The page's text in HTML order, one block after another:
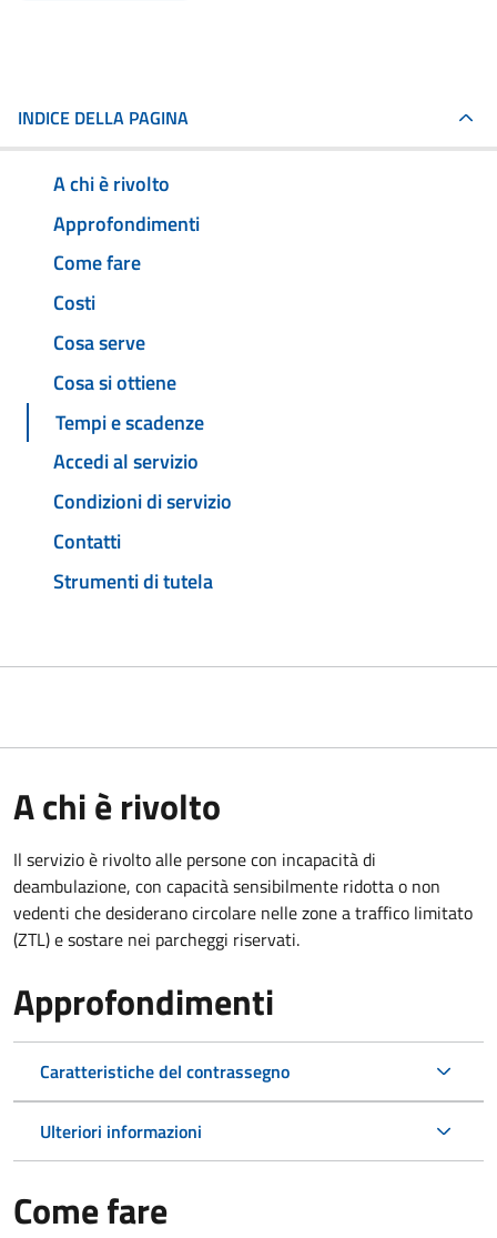
INDICE DELLA PAGINA
A chi è rivolto
Approfondimenti
Come fare
Costi
Cosa serve
Cosa si ottiene
Tempi e scadenze
Accedi al servizio
Condizioni di servizio
Contatti
Strumenti di tutela
A chi è rivolto
Il servizio è rivolto alle persone con incapacità di
deambulazione, con capacità sensibilmente ridotta o non
vedenti che desiderano circolare nelle zone a traffico limitato
(ZTL) e sostare nei parcheggi riservati.
Approfondimenti
Caratteristiche del contrassegno
Ulteriori informazioni
Come fare